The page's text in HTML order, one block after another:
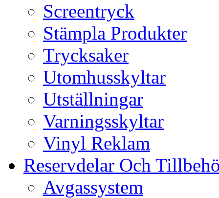
Screentryck
Stämpla Produkter
Trycksaker
Utomhusskyltar
Utställningar
Varningsskyltar
Vinyl Reklam
Reservdelar Och
Avgassystem